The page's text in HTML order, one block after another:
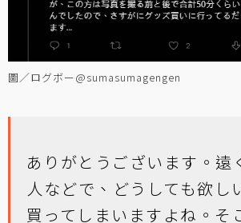
圖／ログボー@sumasumagengen
ありがとうございます。遠
人などで、どうしても欲し
買ってしまいますよね。そ